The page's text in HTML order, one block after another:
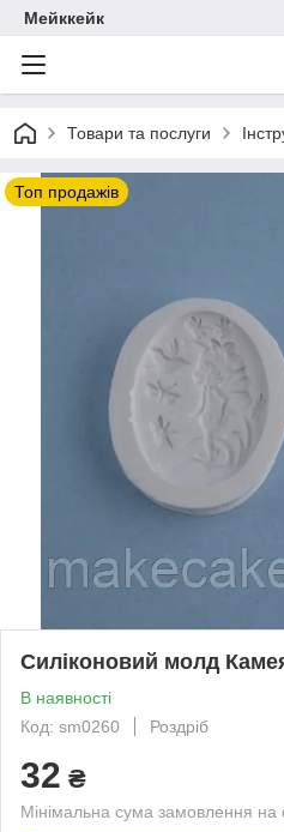
Мейккейк
Товари та послуги
Топ продажів
Силіконовий молд
В наявності
Код: sm0260
Роздріб
32 ₴
Мінімальна сума замовлення на